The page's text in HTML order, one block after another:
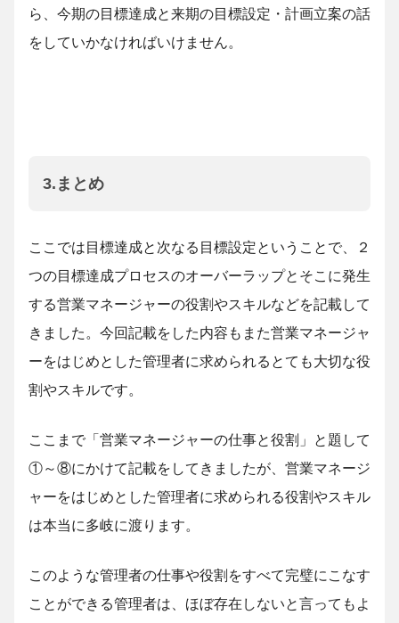
ら、今期の目標達成と来期の目標設定・計画立案の話
をしていかなければいけません。
3.まとめ
ここでは目標達成と次なる目標設定ということで、２
つの目標達成プロセスのオーバーラップとそこに発生
する営業マネージャーの役割やスキルなどを記載して
きました。今回記載をした内容もまた営業マネージャ
ーをはじめとした管理者に求められるとても大切な役
割やスキルです。
ここまで「営業マネージャーの仕事と役割」と題して
①～⑧にかけて記載をしてきましたが、営業マネージ
ャーをはじめとした管理者に求められる役割やスキル
は本当に多岐に渡ります。
このような管理者の仕事や役割をすべて完璧にこなす
ことができる管理者は、ほぼ存在しないと言ってもよ